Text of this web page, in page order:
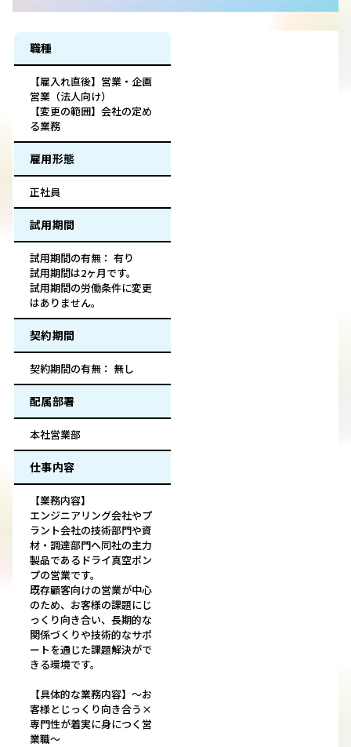
職種
【雇入れ直後】営業・企画
営業（法人向け）
【変更の範囲】会社の定め
る業務
雇用形態
正社員
試用期間
試用期間の有無： 有り
試用期間は2ヶ月です。
試用期間の労働条件に変更
はありません。
契約期間
契約期間の有無： 無し
配属部署
本社営業部
仕事内容
【業務内容】
エンジニアリング会社やプ
ラント会社の技術部門や資
材・調達部門へ同社の主力
製品であるドライ真空ポン
プの営業です。
既存顧客向けの営業が中心
のため、お客様の課題にじ
っくり向き合い、長期的な
関係づくりや技術的なサポ
ートを通じた課題解決がで
きる環境です。
【具体的な業務内容】～お
客様とじっくり向き合う×
専門性が着実に身につく営
業職～